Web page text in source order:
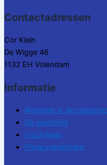
Contactadressen
Cor Klein
De Wigge 46
1132 EH Volendam
Informatie
Wanneer is de
De wedstrijd
Inschrijven
Privacyreglement